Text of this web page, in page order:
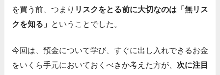
を買う前、つまり リスクをとる前に大切なのは「無リス
クを知る」 ということでした。
今回は、預金について学び、すぐに出し入れできるお金
をいくら手元においておくべきか考えた方が、 次に注目